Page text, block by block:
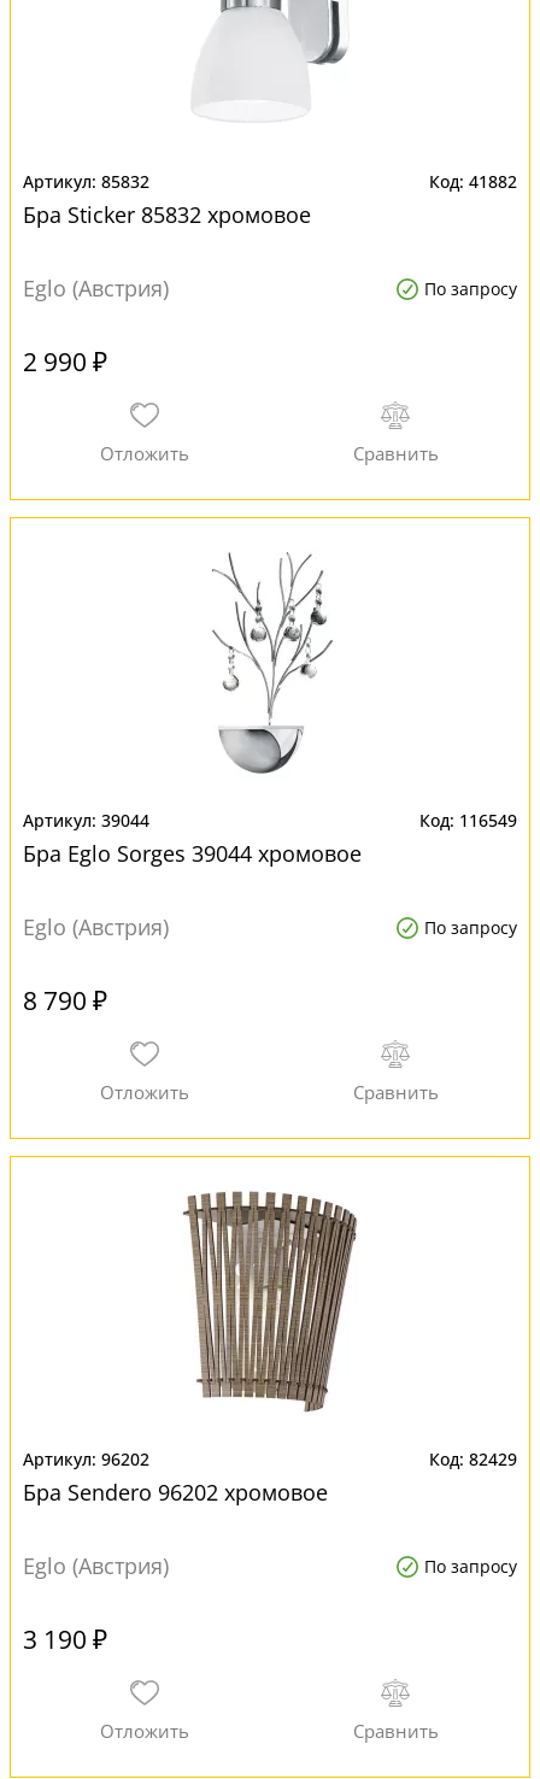
85832 41882
Бра Sticker 85832 хромовое
Eglo (Австрия) По запросу
2 990 ₽
39044 116549
Бра Eglo Sorges 39044 хромовое
Eglo (Австрия) По запросу
8 790 ₽
96202 82429
Бра Sendero 96202 хромовое
Eglo (Австрия) По запросу
3 190 ₽